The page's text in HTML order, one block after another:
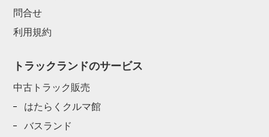
問合せ
利用規約
トラックランドのサービス
中古トラック販売
はたらくクルマ館
バスランド